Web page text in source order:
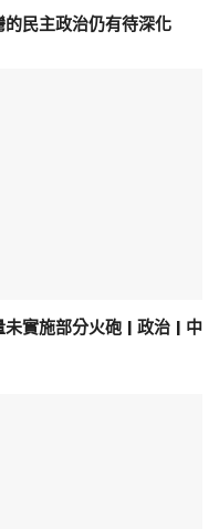
民主政治仍有待深化
實施部分火砲 | 政治 | 中